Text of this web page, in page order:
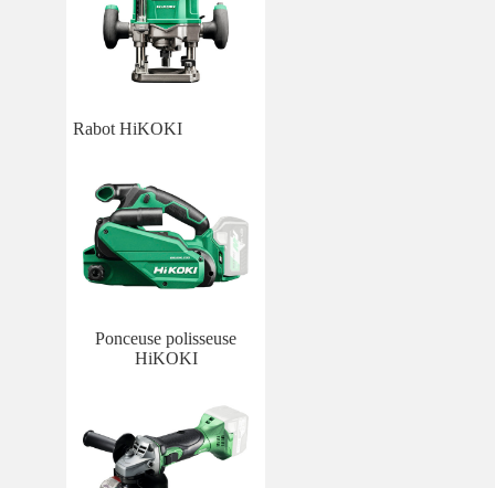
Rabot HiKOKI
Ponceuse polisseuse
HiKOKI